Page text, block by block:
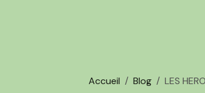
Accueil Blog LES